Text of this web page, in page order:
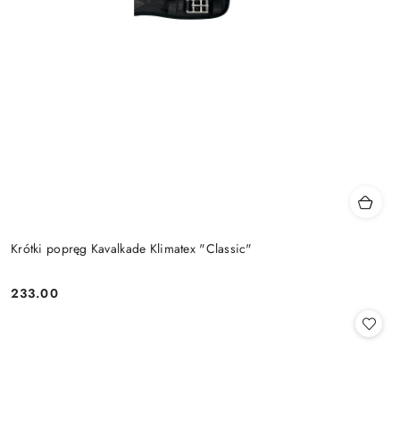
Krótki popręg Kavalkade Klimatex "Classic"
Cena:
233.00